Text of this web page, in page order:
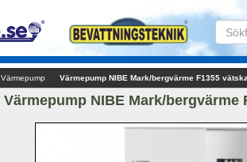
Värmepump Värmepump NIBE Mark/bergvärme F1355
Värmepump NIBE Mark/bergvärme